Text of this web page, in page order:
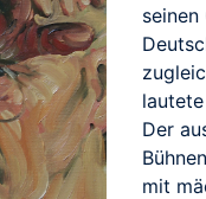
Der
mit